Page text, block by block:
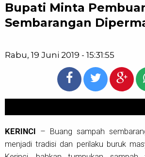
Bupati Minta
Sembarangan
Rabu, 19 Juni 2019 - 15:31:55
KERINCI – Buang sampah
menjadi tradisi dan perilaku buruk